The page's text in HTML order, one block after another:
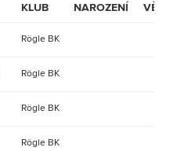
KLUB NAROZENÍ VĚK
Rögle BK
Rögle BK
Rögle BK
Rögle BK